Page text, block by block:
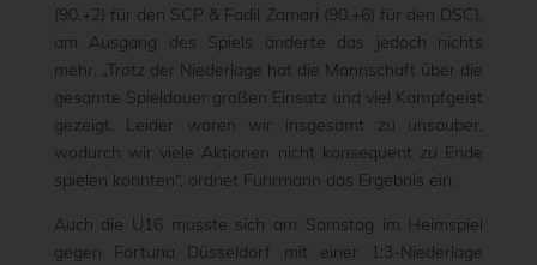
(90.+2) für den SCP & Fadil Zamari (90.+6) für den DSC),
am Ausgang des Spiels änderte das jedoch nichts
mehr. „Trotz der Niederlage hat die Mannschaft über die
gesamte Spieldauer großen Einsatz und viel Kampfgeist
gezeigt. Leider waren wir insgesamt zu unsauber,
wodurch wir viele Aktionen nicht konsequent zu Ende
spielen konnten“, ordnet Fuhrmann das Ergebnis ein.
Auch die U16 musste sich am Samstag im Heimspiel
gegen Fortuna Düsseldorf mit einer 1:3-Niederlage